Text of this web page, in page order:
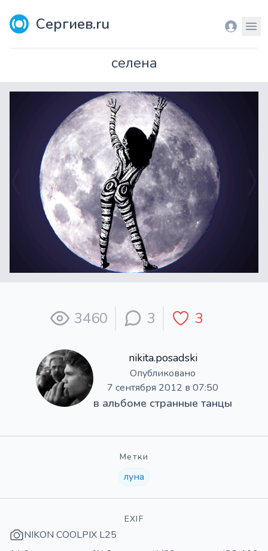
Сергиев.ru Вход
селена
3460 3 3
nikita.posadski
Опубликовано
7 сентября 2012 в 07:50
в альбоме странные танцы
Метки
луна
EXIF
NIKON COOLPIX L25